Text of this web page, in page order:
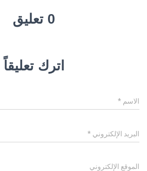
0 تعليق
اترك تعليقاً
الاسم *
البريد الإلكتروني *
الموقع الإلكتروني